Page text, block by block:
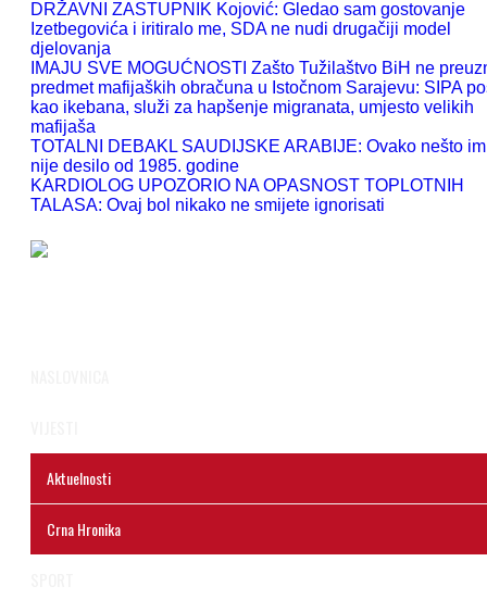
DRŽAVNI ZASTUPNIK Kojović: Gledao sam gostovanje
Izetbegovića i iritiralo me, SDA ne nudi drugačiji model
djelovanja
IMAJU SVE MOGUĆNOSTI Zašto Tužilaštvo BiH ne
predmet mafijaških obračuna u Istočnom Sarajevu: SIPA
kao ikebana, služi za hapšenje migranata, umjesto velikih
mafijaša
TOTALNI DEBAKL SAUDIJSKE ARABIJE: Ovako nešto
nije desilo od 1985. godine
KARDIOLOG UPOZORIO NA OPASNOST TOPLOTNIH
TALASA: Ovaj bol nikako ne smijete ignorisati
Aktuelnosti
Crna Hronika